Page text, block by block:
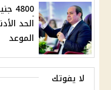
الحد
الموعد
لا يفوتك